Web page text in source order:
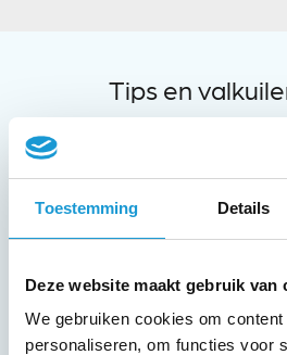
Toestemming Details
Deze website maakt gebruik van
We gebruiken cookies om
personaliseren, om functies voor
Tips en
De missie van
jij, maar al jouw
missie wel past bij
Sommige bedrijven